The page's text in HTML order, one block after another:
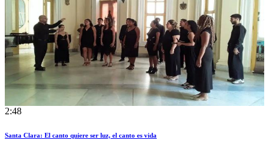
2:48
Santa Clara: El canto quiere ser luz, el canto es vida